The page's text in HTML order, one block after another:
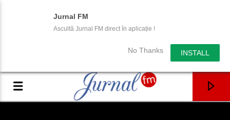
Jurnal FM
Ascultă Jurnal FM direct în aplicație !
No Thanks INSTALL